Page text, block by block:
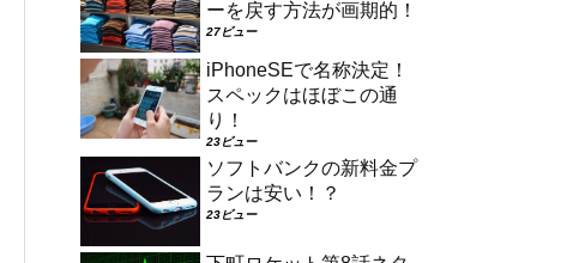
ーを戻す方法が画期的！
27ビュー
iPhoneSEで名称決定！
スペックはほぼこの通
り！
23ビュー
ソフトバンクの新料金プ
ランは安い！？
23ビュー